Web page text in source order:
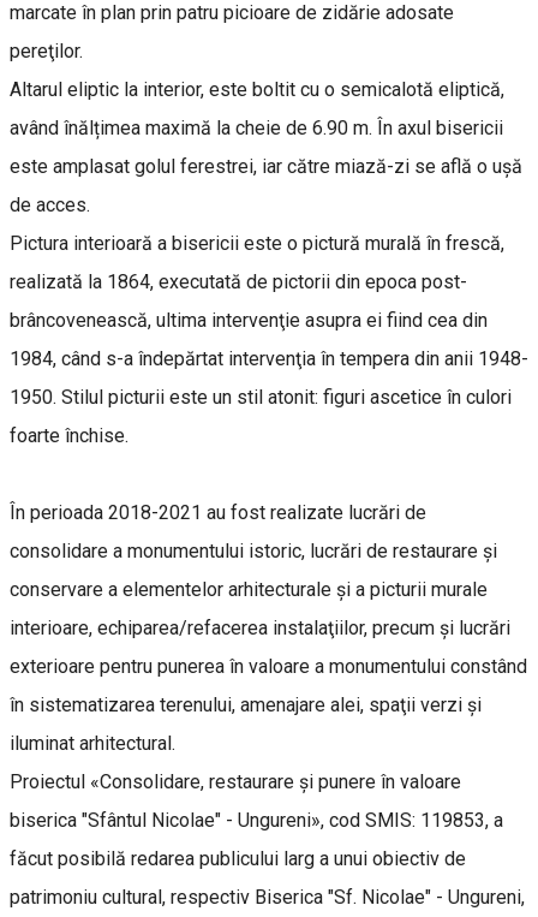
marcate în plan prin patru picioare de zidărie adosate
pereţilor.
Altarul eliptic la interior, este boltit cu o semicalotă eliptică,
având înălțimea maximă la cheie de 6.90 m. În axul bisericii
este amplasat golul ferestrei, iar către miază-zi se află o ușă
de acces.
Pictura interioară a bisericii este o pictură murală în frescă,
realizată la 1864, executată de pictorii din epoca post-
brâncovenească, ultima intervenţie asupra ei fiind cea din
1984, când s-a îndepărtat intervenţia în tempera din anii 1948-
1950. Stilul picturii este un stil atonit: figuri ascetice în culori
foarte închise.
În perioada 2018-2021 au fost realizate lucrări de
consolidare a monumentului istoric, lucrări de restaurare şi
conservare a elementelor arhitecturale şi a picturii murale
interioare, echiparea/refacerea instalaţiilor, precum şi lucrări
exterioare pentru punerea în valoare a monumentului constând
în sistematizarea terenului, amenajare alei, spaţii verzi şi
iluminat arhitectural.
Proiectul «Consolidare, restaurare şi punere în valoare
biserica "Sfântul Nicolae" - Ungureni», cod SMIS: 119853, a
făcut posibilă redarea publicului larg a unui obiectiv de
patrimoniu cultural, respectiv Biserica "Sf. Nicolae" - Ungureni,